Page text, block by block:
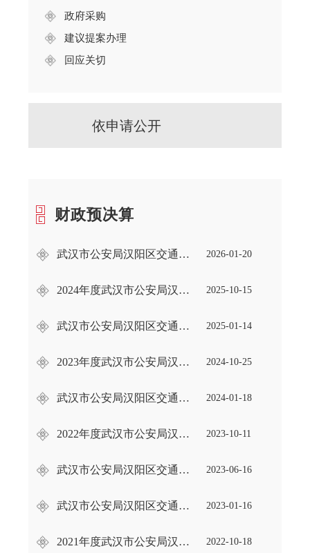
政府采购
建议提案办理
回应关切
依申请公开
财政预决算
武汉市公安局汉阳区交通大队2026年部门预算及“三公”经费公开 2026-01-20
2024年度武汉市公安局汉阳区交通大队部门决算 2025-10-15
武汉市公安局汉阳区交通大队2025年部门预算及“三公”经费公开 2025-01-14
2023年度武汉市公安局汉阳区交通大队部门决算 2024-10-25
武汉市公安局汉阳区交通大队2024年部门预算及“三公”经费公开 2024-01-18
2022年度武汉市公安局汉阳区交通大队部门决算 2023-10-11
武汉市公安局汉阳区交通大队政府购买服务指导性目录（2023年版） 2023-06-16
武汉市公安局汉阳区交通大队2023年部门预算及“三公”经费公开 2023-01-16
2021年度武汉市公安局汉阳区交通大队部门决算 2022-10-18